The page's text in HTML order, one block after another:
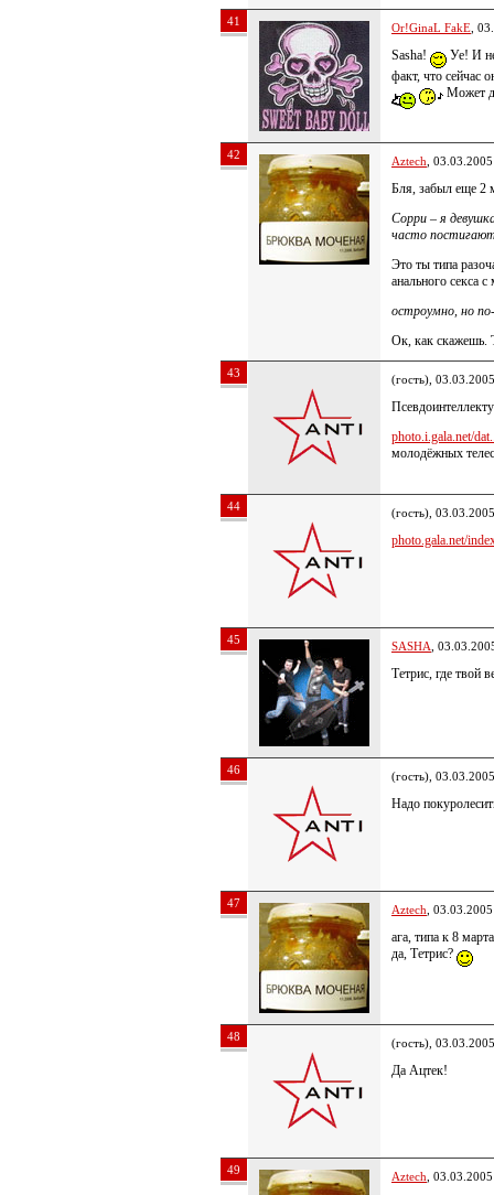
41 Or!GinaL FakE ,
Sasha!
Уе! И
факт, что сейчас
Может
42 Aztech ,
Бля, забыл еще 2
Сорри – я
часто
Это ты типа
анального секса
остроумно, но
Ок, как скажешь.
43 (гость),
photo.i.gala.net/
молодёжных
44 (гость),
photo.gala.net/
45 SASHA ,
Тетрис, где твой
46 (гость),
Надо
47 Aztech ,
ага, типа к 8
да, Тетрис?
48 (гость),
Да Ацтек!
49 Aztech ,